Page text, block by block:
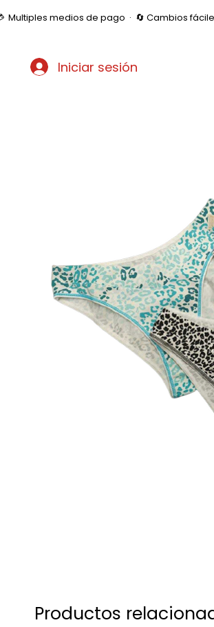
Multiples medios de pago  ·  🔄 Cambios
Iniciar sesión
Productos